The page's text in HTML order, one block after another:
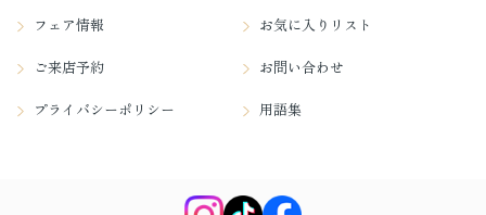
フェア情報 お気に入りリスト
ご来店予約 お問い合わせ
プライバシーポリシー 用語集